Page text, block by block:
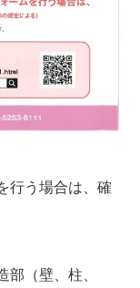
行う場合は、確
部（壁、柱、